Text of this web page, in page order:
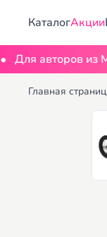
КаталогАкции
из
Главная